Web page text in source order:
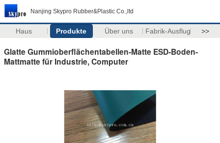
Nanjing Skypro Rubber&Plastic Co.,ltd
Haus Produkte Über uns Fabrik-Ausflug >>
Glatte Gummioberflächentabellen-Matte ESD-Boden-
Mattmatte für Industrie, Computer